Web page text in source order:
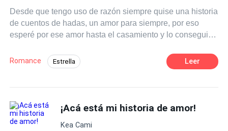
Desde que tengo uso de razón siempre quise una historia
de cuentos de hadas, un amor para siempre, por eso
esperé por ese amor hasta el casamiento y lo consegui.
Echeverria y yo no creo más en las historias de amor.
Romance Estrella
Amor dulce Romance oscuro
Primer Amor CEO
Leer
¡Acá está mi historia de amor!
Kea Cami